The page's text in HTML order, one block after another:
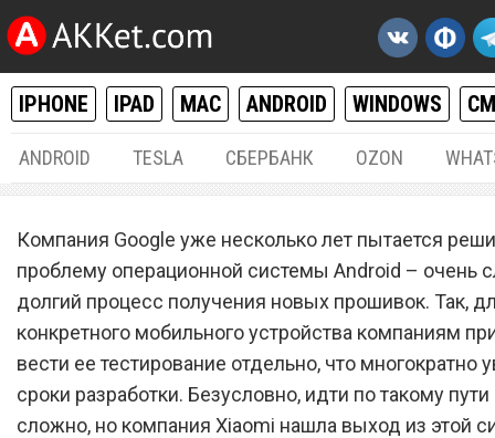
IPHONE IPAD MAC ANDROID WINDOWS
ANDROID TESLA СБЕРБАНК OZON
У всех смартфонов Xiaomi
уникальное неоспоримое
преимущество перед
конкурентами
Компания Google уже несколько лет пытается
проблему операционной системы Android – очень
долгий процесс получения новых прошивок. Так,
конкретного мобильного устройства компаниям
вести ее тестирование отдельно, что многократно
сроки разработки. Безусловно, идти по такому
сложно, но компания Xiaomi нашла выход из этой